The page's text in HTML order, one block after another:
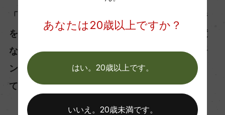
「人の介入を最小限に抑え、土地とヴィンテージ
をそのまま表現する。」 この考えのもと、過度
な抽出や技術的な操作を避け、ブドウ本来のポテ
ンシャルを最大限に引き出すアプローチを採用し
ています。
あなたは20歳以上ですか？
はい。20歳以上です。
いいえ。20歳未満です。